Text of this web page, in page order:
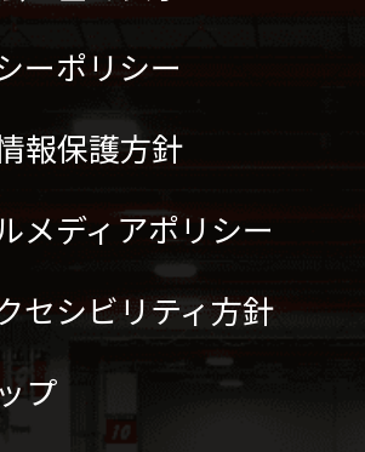
ーポリシー
報保護方針
メディアポリシー
セシビリティ方針
プ